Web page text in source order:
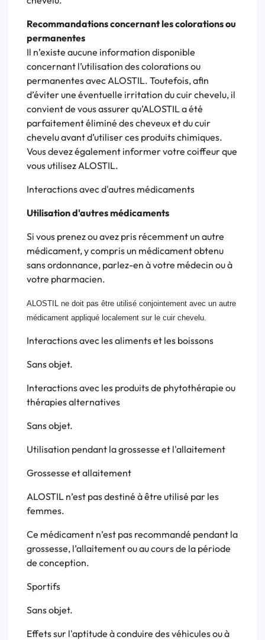
Recommandations concernant les colorations ou
permanentes
Il n’existe aucune information disponible
concernant l’utilisation des colorations ou
permanentes avec ALOSTIL. Toutefois, afin
d’éviter une éventuelle irritation du cuir chevelu, il
convient de vous assurer qu’ALOSTIL a été
parfaitement éliminé des cheveux et du cuir
chevelu avant d’utiliser ces produits chimiques.
Vous devez également informer votre coiffeur que
vous utilisez ALOSTIL.
Interactions avec d'autres médicaments
Utilisation d'autres médicaments
Si vous prenez ou avez pris récemment un autre
médicament, y compris un médicament obtenu
sans ordonnance, parlez-en à votre médecin ou à
votre pharmacien.
ALOSTIL ne doit pas être utilisé conjointement avec un autre
médicament appliqué localement sur le cuir chevelu.
Interactions avec les aliments et les boissons
Sans objet.
Interactions avec les produits de phytothérapie ou
thérapies alternatives
Sans objet.
Utilisation pendant la grossesse et l'allaitement
Grossesse et allaitement
ALOSTIL n’est pas destiné à être utilisé par les
femmes.
Ce médicament n’est pas recommandé pendant la
grossesse, l’allaitement ou au cours de la période
de conception.
Sportifs
Sans objet.
Effets sur l'aptitude à conduire des véhicules ou à